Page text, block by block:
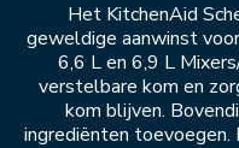
Het KitchenAid
geweldige aanwinst
6,6 L en 6,9 L
verstelbare kom en
kom blijven.
ingrediënten